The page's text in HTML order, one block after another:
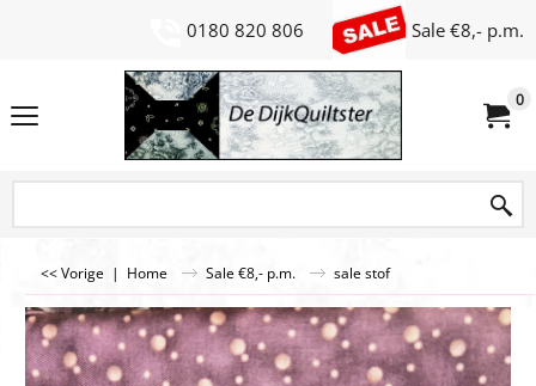
0180 820 806 Sale €8,- p.m.
0
<< Vorige | Home Sale €8,- p.m. sale stof